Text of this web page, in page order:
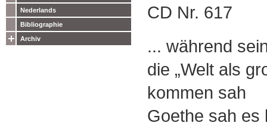
Nederlands
Bibliographie
Archiv
CD Nr. 617
... während
die „Welt als
kommen sah
Goethe sah es